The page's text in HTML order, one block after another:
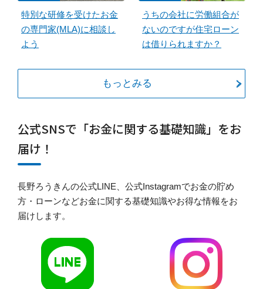
特別な研修を受けたお金
の専門家(MLA)に相談し
よう
うちの会社に労働組合が
ないのですが住宅ローン
は借りられますか？
もっとみる
公式SNSで「お金に関する基礎知識」をお
届け！
長野ろうきんの公式LINE、公式Instagramでお金の貯め
方・ローンなどお金に関する基礎知識やお得な情報をお
届けします。